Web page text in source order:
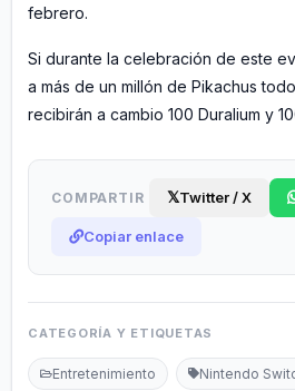
febrero.
Si durante la celebración de este
a más de un millón de Pikachus
recibirán a cambio 100 Duralium y
COMPARTIR 𝕏Twitter / X
Copiar enlace
CATEGORÍA Y ETIQUETAS
Entretenimiento Nintendo